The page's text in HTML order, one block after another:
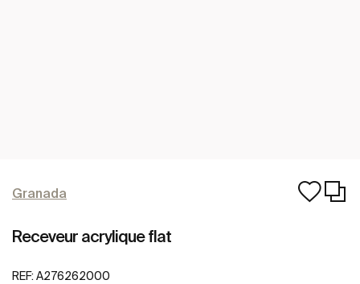
Granada
Receveur acrylique flat
REF: A276262000